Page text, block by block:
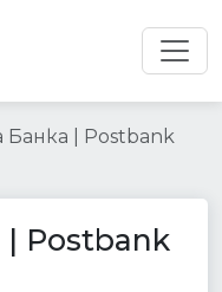
| Postbank
Postbank